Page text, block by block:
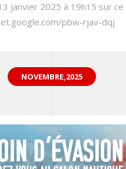
janvier 2025 à 19h15 sur ce
pbw-rjav-dqj
NOVEMBRE,2025